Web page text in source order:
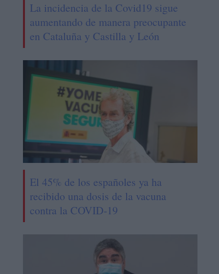
La incidencia de la Covid19 sigue
aumentando de manera preocupante
en Cataluña y Castilla y León
El 45% de los españoles ya ha
recibido una dosis de la vacuna
contra la COVID-19